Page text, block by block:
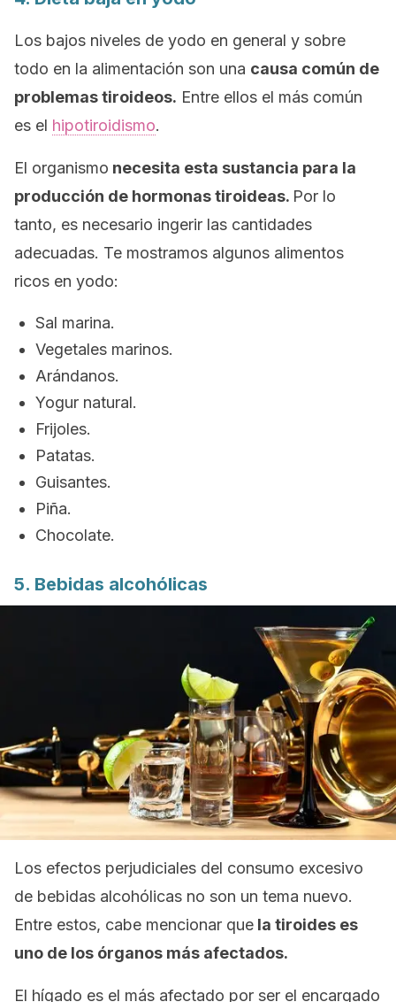
Los bajos niveles de yodo en general y sobre
todo en la alimentación son una causa común de
problemas tiroideos. Entre ellos el más común
es el hipotiroidismo.
El organismo necesita esta sustancia para la
producción de hormonas tiroideas. Por lo
tanto, es necesario ingerir las cantidades
adecuadas. Te mostramos algunos alimentos
ricos en yodo:
Sal marina.
Vegetales marinos.
Arándanos.
Yogur natural.
Frijoles.
Patatas.
Guisantes.
Piña.
Chocolate.
5. Bebidas alcohólicas
Los efectos perjudiciales del consumo excesivo
de bebidas alcohólicas no son un tema nuevo.
Entre estos, cabe mencionar que la tiroides es
uno de los órganos más afectados.
El hígado es el más afectado por ser el encargado